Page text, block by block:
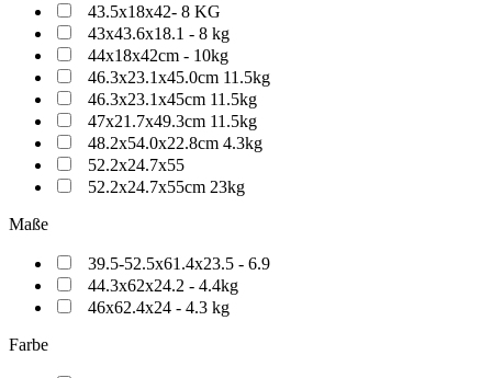
43.5x18x42- 8 KG
43x43.6x18.1 - 8 kg
44x18x42cm - 10kg
46.3x23.1x45.0cm 11.5kg
46.3x23.1x45cm 11.5kg
47x21.7x49.3cm 11.5kg
48.2x54.0x22.8cm 4.3kg
52.2x24.7x55
52.2x24.7x55cm 23kg
Maße
39.5-52.5x61.4x23.5 - 6.9
44.3x62x24.2 - 4.4kg
46x62.4x24 - 4.3 kg
Farbe